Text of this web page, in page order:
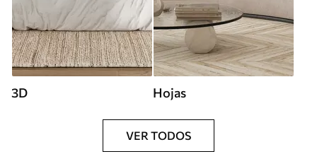
3D Hojas
VER TODOS